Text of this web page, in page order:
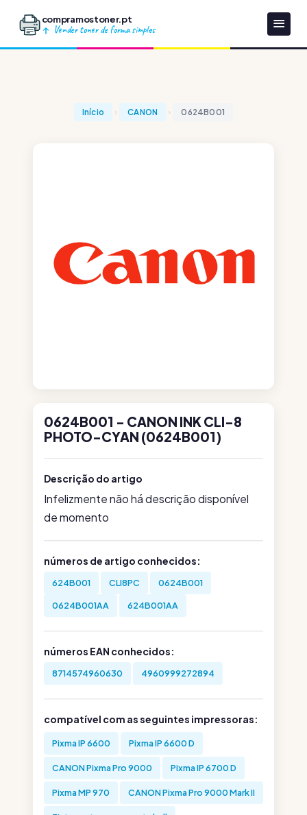
compramostoner.pt
Vender toner de forma simples
Início CANON 0624B001
0624B001 - CANON INK CLI-8
PHOTO-CYAN (0624B001)
Descrição do artigo
Infelizmente não há descrição disponível
de momento
números de artigo conhecidos:
624B001 CLI8PC 0624B001
0624B001AA 624B001AA
números EAN conhecidos:
8714574960630 4960999272894
compatível com as seguintes impressoras:
Pixma IP 6600 Pixma IP 6600 D
CANON Pixma Pro 9000 Pixma IP 6700 D
Pixma MP 970 CANON Pixma Pro 9000 Mark II